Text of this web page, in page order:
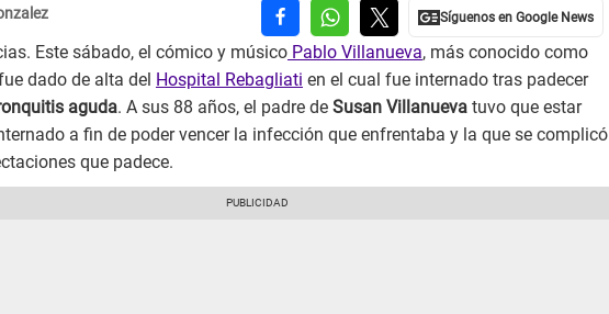
Este sábado, el cómico y músico Pablo Villanueva, más conocido como
dado de alta del Hospital Rebagliati en el cual fue internado tras padecer
aguda. A sus 88 años, el padre de Susan Villanueva tuvo que estar
a fin de poder vencer la infección que enfrentaba y la que se complicó
que padece.